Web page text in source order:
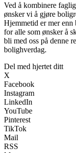
Ved å kombinere
ønsker vi å gjøre
Hjemmetid er mer enn
for alle som ønsker å
bli med oss på denne
bolighverdag.
Del med hjertet ditt
X
Facebook
Instagram
LinkedIn
YouTube
Pinterest
TikTok
Mail
RSS